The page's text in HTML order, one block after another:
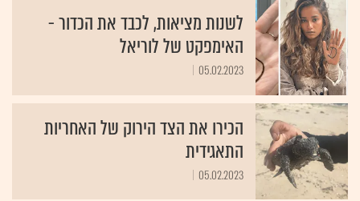
לשנות מציאות, לכבד את הכדור -
האימפקט של לוריאל
05.02.2023
הכירו את הצד הירוק של האחריות
התאגידית
05.02.2023